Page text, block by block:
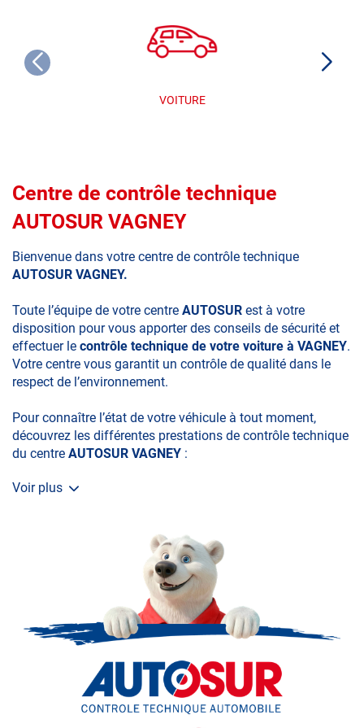
VOITURE
Centre de contrôle technique
AUTOSUR VAGNEY
Bienvenue dans votre centre de contrôle technique
AUTOSUR VAGNEY.
Toute l’équipe de votre centre AUTOSUR est à votre
disposition pour vous apporter des conseils de sécurité et
effectuer le contrôle technique de votre voiture à VAGNEY.
Votre centre vous garantit un contrôle de qualité dans le
respect de l’environnement.
Pour connaître l’état de votre véhicule à tout moment,
découvrez les différentes prestations de contrôle technique
du centre AUTOSUR VAGNEY :
• le contrôle technique obligatoire
• le contrôle des véhicules hybrides ou électriques
• le contrôle technique des véhicules GPL/Gaz*
• le contrôle de la Catégorie L (moto, scooter, mobylette, 3
roues, quad, voiturette, voiture sans permis)
Voir plus